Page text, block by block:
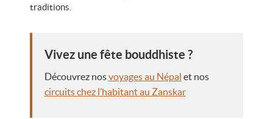
traditions.
Vivez une fête bouddhiste ?
Découvrez nosvoyages au Népal et nos
circuits chez l’habitant au Zanskar